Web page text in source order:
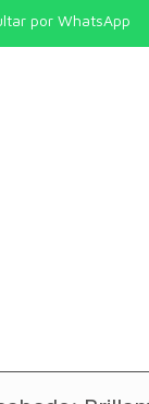
por WhatsApp